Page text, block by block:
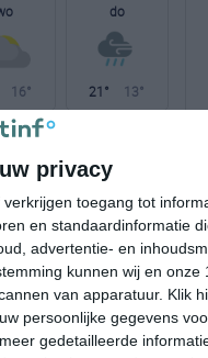
privacy
toegang tot
en standaardinformatie
advertentie- en
kunnen wij en onze
van apparatuur. Klik
persoonlijke gegevens
gedetailleerde
16°
do
21° 13°
22°C
22:00 01:00
22:00 01:00